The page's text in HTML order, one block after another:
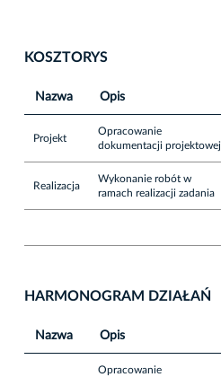
KOSZTORYS
Nazwa Opis
Projekt
Opracowanie
dokumentacji projektowej
Realizacja
Wykonanie robót w
ramach realizacji zadania
HARMONOGRAM DZIAŁAŃ
Nazwa Opis
Opracowanie